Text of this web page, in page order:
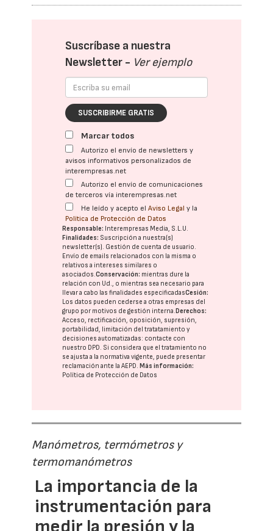
Suscríbase a nuestra
Newsletter - Ver ejemplo
SUSCRIBIRME GRATIS
Marcar todos
Autorizo el envío de newsletters y
avisos informativos personalizados de
interempresas.net
Autorizo el envío de comunicaciones
de terceros vía interempresas.net
He leído y acepto elAviso Legal y la
Política de Protección de Datos
Responsable: Interempresas Media, S.L.U.
Finalidades: Suscripción a nuestra(s)
newsletter(s). Gestión de cuenta de usuario.
Envío de emails relacionados con la misma o
relativos a intereses similares o
asociados.Conservación: mientras dure la
relación con Ud., o mientras sea necesario para
llevar a cabo las finalidades especificadasCesión:
Los datos pueden cederse a otras empresas del
grupo por motivos de gestión interna. Derechos:
Acceso, rectificación, oposición, supresión,
portabilidad, limitación del tratatamiento y
decisiones automatizadas: contacte con
nuestro DPD. Si considera que el tratamiento no
se ajusta a la normativa vigente, puede presentar
reclamación ante laAEPD. Más información:
Política de Protección de Datos
Manómetros, termómetros y
termomanómetros
La importancia de la
instrumentación para